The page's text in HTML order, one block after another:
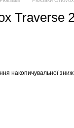
Traverse
накопичувальної